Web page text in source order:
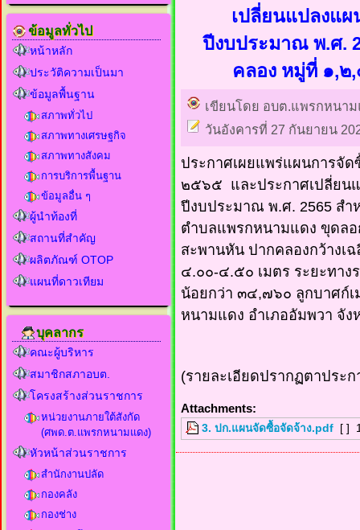
เปลี่ยนแปลงแ
ปีงบประมาณ พ.ศ.
คลอง หมู่ที่ ๑,๒
เขียนโดย อบต.แพรกหนา
วันอังคารที่ 27 กันยายน
ประกาศเผยแพร่แผนการจั
๒๕๖๕ และประกาศเปลี่ยน
ปีงบประมาณ พ.ศ. 2565 ส
ตำบลแพรกหนามแดง ขุดล
สะพานหัน ปากคลองกว้างเ
๔.๐๐-๔.๕๐ เมตร ระยะทา
น้อยกว่า ๓๔,๗๖๐ ลูกบาศก์
หนามแดง อำเภออัมพวา จั
(รายละเอียดปรากฏตาประ
Attachments:
3. ปก.แผนจัดซื้อจัดจ้าง.pdf [ ]
ข้อมูลทั่วไป
หน้าหลัก
ประวัติความเป็นมา
ข้อมูลพื้นฐาน
สภาพทั่วไป
สภาพทางเศรษฐกิจ
สภาพทางสังคม
การบริการพื้นฐาน
ข้อมูลอื่น ๆ
ผู้นำท้องที่
สถานที่สำคัญ
ผลิตภัณฑ์ OTOP
แผนที่ดาวเทียม
บุคลากร
คณะผู้บริหาร
สมาชิกสภาอบต.
โครงสร้างส่วนราชการ
หน่วยงานภายใต้สังกัด
(ศพด.ต.แพรกหนามแดง)
หัวหน้าส่วนราชการ
สำนักงานปลัด
กองคลัง
กองช่าง